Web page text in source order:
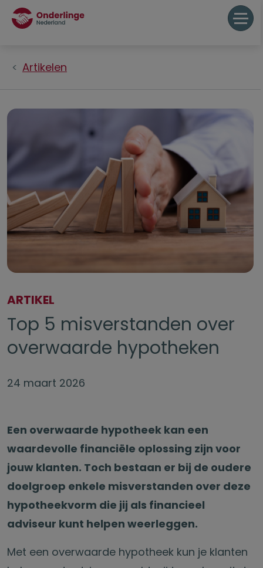
Artikelen
ARTIKEL
Top 5 misverstanden over
overwaarde hypotheken
24 maart 2026
Een overwaarde hypotheek kan een
waardevolle financiële oplossing zijn voor
jouw klanten. Toch bestaan er bij de oudere
doelgroep enkele misverstanden over deze
hypotheekvorm die jij als financieel
adviseur kunt helpen weerleggen.
Met een overwaarde hypotheek kun je klanten